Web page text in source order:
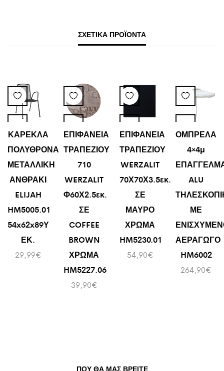
ΣΧΕΤΙΚΆ ΠΡΟΪΌΝΤΑ
ΚΑΡΕΚΛΑ
ΠΟΛΥΘΡΟΝΑ
ΜΕΤΑΛΛΙΚΗ
ΑΝΘΡΑΚΙ
ELIJAH
HM5005.01
54x62x89Υ
ΕΚ.
29,99€
ΕΠΙΦΑΝΕΙΑ
ΤΡΑΠΕΖΙΟΥ
710
WERZALIT
Φ60Χ2.5εκ.
ΣΕ
COFFEE
BROWN
ΧΡΩΜΑ
HM5227.06
39,90€
ΕΠΙΦΑΝΕΙΑ
ΤΡΑΠΕΖΙΟΥ
WERZALIT
70Χ70Χ3.5εκ.
ΣΕ
ΜΑΥΡΟ
ΧΡΩΜΑ
HM5230.01
54,90€
ΟΜΠΡΕΛΑ
4×4μ
ALU
ΜΕ
ΑΕΡΑΓΩΓΟ
HM6002
264,90€
ΠΟΥ ΘΑ ΜΑΣ ΒΡΕΊΤΕ